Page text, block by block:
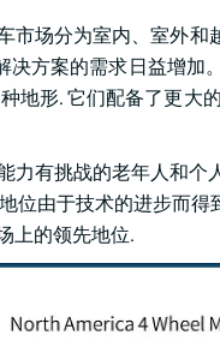
市场分为室内、室外和
决方案的需求日益增加
地形. 它们配备了更大
力有挑战的老年人和
位由于技术的进步而
上的领先地位.